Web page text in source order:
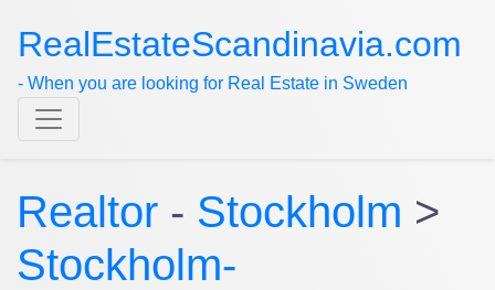
RealEstateScandinavia.com
- When you are looking for Real Estate in Sweden
Realtor - Stockholm >
Stockholm-